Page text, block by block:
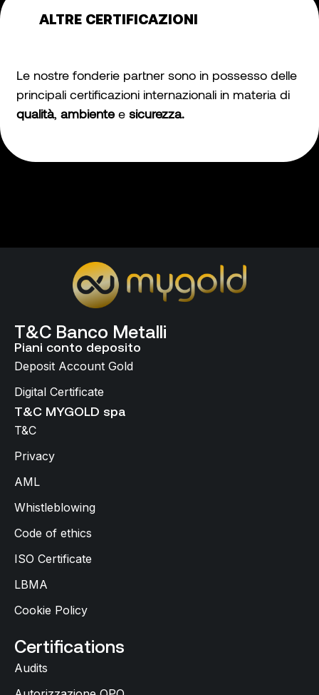
ALTRE CERTIFICAZIONI
Le nostre fonderie partner sono in possesso delle
principali certificazioni internazionali in materia di
qualità, ambientee sicurezza.
T&C Banco Metalli
Piani conto deposito
Deposit Account Gold
Digital Certificate
T&C MYGOLD spa
T&C
Privacy
AML
Whistleblowing
Code of ethics
ISO Certificate
LBMA
Cookie Policy
Certifications
Audits